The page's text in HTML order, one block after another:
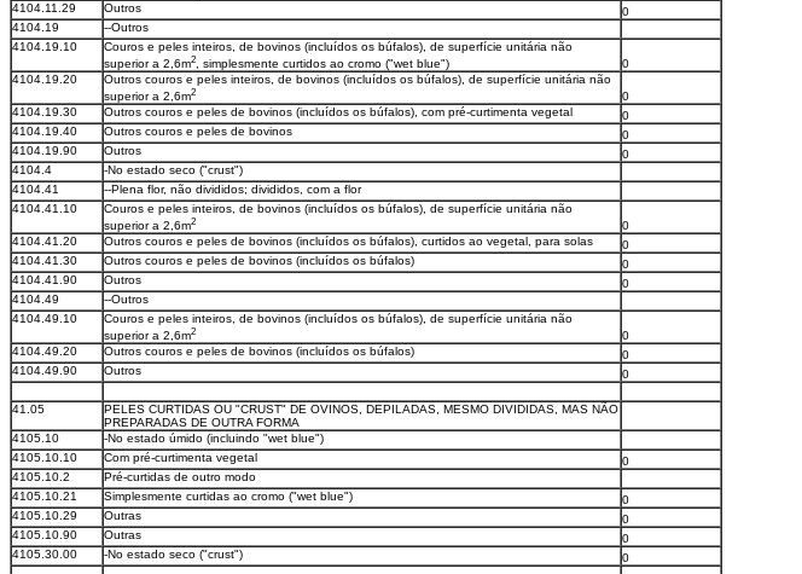
4104.11.29
Outros
0
4104.19
--Outros
4104.19.10
Couros e peles inteiros, de bovinos (incluídos os búfalos), de superfície unitária não
superior a 2,6m2, simplesmente curtidos ao cromo ("wet blue")
0
4104.19.20
Outros couros e peles inteiros, de bovinos (incluídos os búfalos), de superfície unitária não
superior a 2,6m2
0
4104.19.30
Outros couros e peles de bovinos (incluídos os búfalos), com pré-curtimenta vegetal
0
4104.19.40
Outros couros e peles de bovinos
0
4104.19.90
Outros
0
4104.4
-No estado seco ("crust")
4104.41
--Plena flor, não divididos; divididos, com a flor
4104.41.10
Couros e peles inteiros, de bovinos (incluídos os búfalos), de superfície unitária não
superior a 2,6m2
0
4104.41.20
Outros couros e peles de bovinos (incluídos os búfalos), curtidos ao vegetal, para solas
0
4104.41.30
Outros couros e peles de bovinos (incluídos os búfalos)
0
4104.41.90
Outros
0
4104.49
--Outros
4104.49.10
Couros e peles inteiros, de bovinos (incluídos os búfalos), de superfície unitária não
superior a 2,6m2
0
4104.49.20
Outros couros e peles de bovinos (incluídos os búfalos)
0
4104.49.90
Outros 0
41.05
PELES CURTIDAS OU "CRUST" DE OVINOS, DEPILADAS, MESMO DIVIDIDAS, MAS NÃO
PREPARADAS DE OUTRA FORMA
4105.10
-No estado úmido (incluindo "wet blue")
4105.10.10
Com pré-curtimenta vegetal
0
4105.10.2
Pré-curtidas de outro modo
4105.10.21
Simplesmente curtidas ao cromo ("wet blue")
0
4105.10.29
Outras
0
4105.10.90
Outras
0
4105.30.00
-No estado seco ("crust") 0